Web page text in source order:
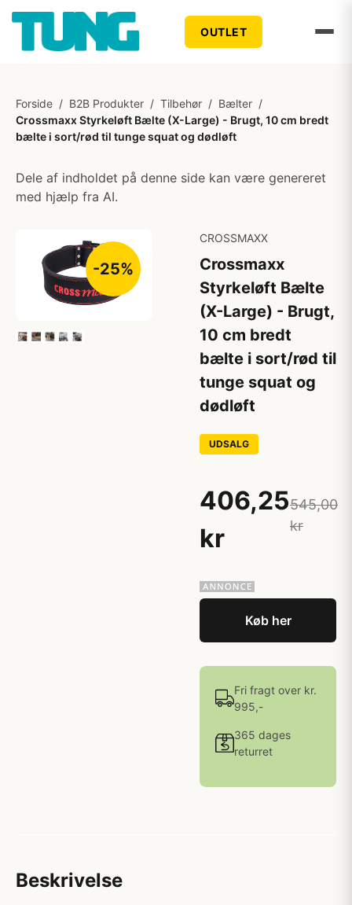
OUTLET
Forside / B2B Produkter / Tilbehør / Bælter /
Crossmaxx Styrkeløft Bælte (X-Large) - Brugt, 10 cm bredt
bælte i sort/rød til tunge squat og dødløft
Dele af indholdet på denne side kan være genereret
med hjælp fra AI.
-25%
CROSSMAXX
Crossmaxx
Styrkeløft Bælte
(X-Large) - Brugt,
10 cm bredt
bælte i sort/rød til
tunge squat og
dødløft
UDSALG
406,25
kr
545,00
kr
Køb her
Fri fragt over kr.
995,-
365 dages
returret
Beskrivelse